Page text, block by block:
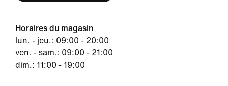
Horaires du magasin
lun. - jeu.: 09:00 - 20:00
ven. - sam.: 09:00 - 21:00
dim.: 11:00 - 19:00